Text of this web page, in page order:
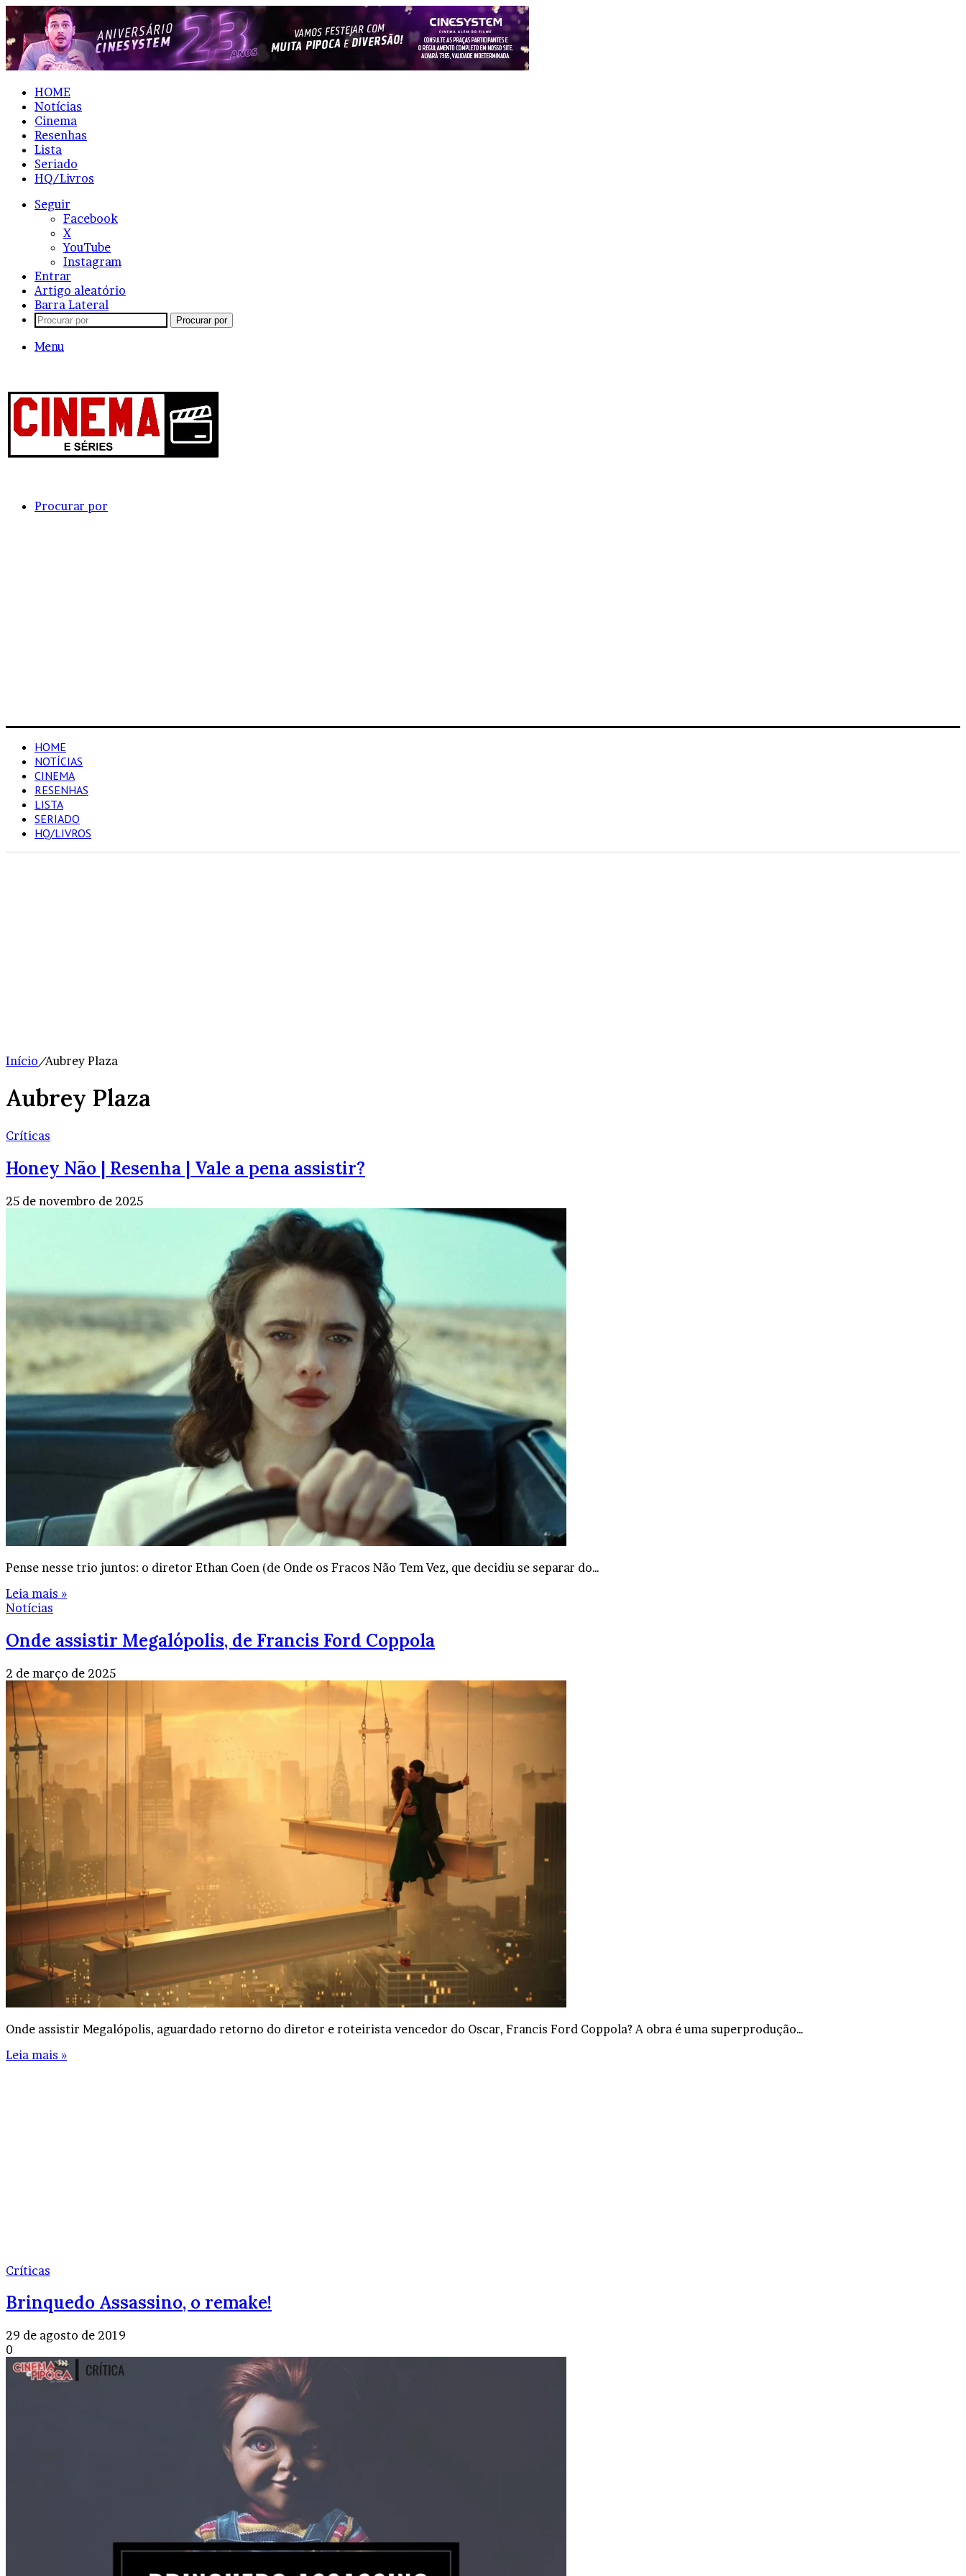
HOME
Notícias
Cinema
Resenhas
Lista
Seriado
HQ/Livros
Seguir
Facebook
X
YouTube
Instagram
Entrar
Artigo aleatório
Barra Lateral
Procurar por
Menu
Procurar por
HOME
NOTÍCIAS
CINEMA
RESENHAS
LISTA
SERIADO
HQ/LIVROS
Início/Aubrey Plaza
Aubrey Plaza
Críticas
Honey Não | Resenha | Vale a pena assistir?
25 de novembro de 2025
Pense nesse trio juntos: o diretor Ethan Coen (de Onde os Fracos Não Tem Vez, que decidiu se separar do…
Leia mais »
Notícias
Onde assistir Megalópolis, de Francis Ford Coppola
2 de março de 2025
Onde assistir Megalópolis, aguardado retorno do diretor e roteirista vencedor do Oscar, Francis Ford Coppola? A obra é uma superprodução…
Leia mais »
Críticas
Brinquedo Assassino, o remake!
29 de agosto de 2019
0